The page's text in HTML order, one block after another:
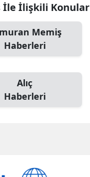
İle İlişkili Konular
Memiş
Haberleri
Alıç
Haberleri